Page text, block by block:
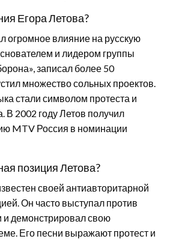
Егора Летова?
огромное влияние на русскую
и лидером группы
записал более 50
множество сольных проектов.
стали символом протеста и
В 2002 году Летов получил
MTV Россия в номинации
позиция Летова?
своей антиавторитарной
Он часто выступал против
и демонстрировал свою
Его песни выражают протест и